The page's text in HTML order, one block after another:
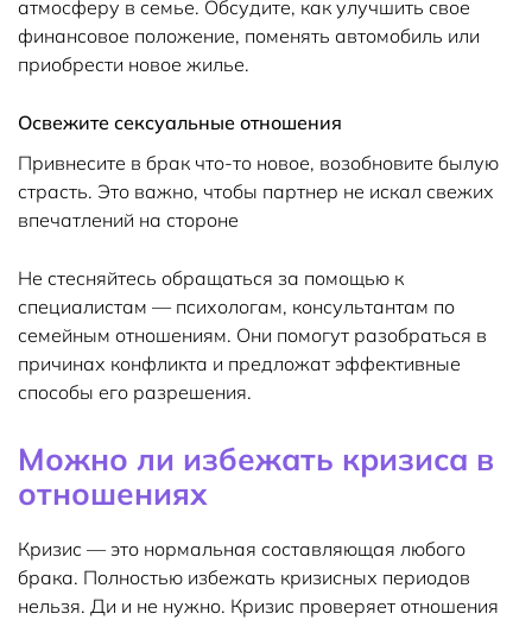
атмосферу в семье. Обсудите, как улучшить свое
финансовое положение, поменять автомобиль или
приобрести новое жилье.
Освежите сексуальные отношения
Привнесите в брак что-то новое, возобновите былую
страсть. Это важно, чтобы партнер не искал свежих
впечатлений на стороне
Не стесняйтесь обращаться за помощью к
специалистам — психологам, консультантам по
семейным отношениям. Они помогут разобраться в
причинах конфликта и предложат эффективные
способы его разрешения.
Можно ли избежать кризиса в
отношениях
Кризис — это нормальная составляющая любого
брака. Полностью избежать кризисных периодов
нельзя. Ди и не нужно. Кризис проверяет отношения